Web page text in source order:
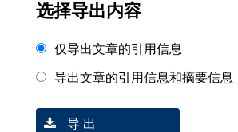
选择导出内容
仅导出文章的引用信息
导出文章的引用信息和摘要信息
导 出